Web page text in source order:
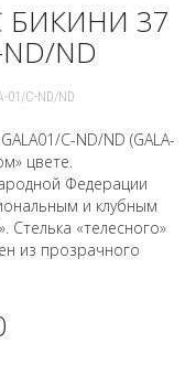
37
ND
C-ND/ND
C-ND/ND (GALA-
цвете.
Федерации
и клубным
Стелька «телесного»
из прозрачного